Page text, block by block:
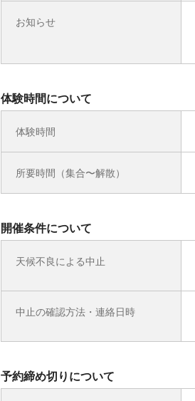
お知らせ
体験時間について
体験時間
所要時間（集合〜解散）
開催条件について
天候不良による中止
中止の確認方法・連絡日時
予約締め切りについて